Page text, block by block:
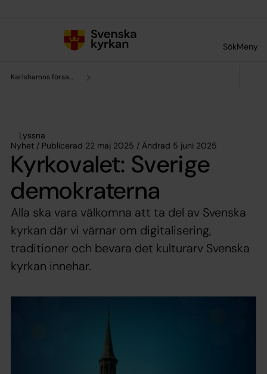
SökMeny
Karlshamns församling
Lyssna
Nyhet / Publicerad 22 maj 2025 / Ändrad 5 juni 2025
Kyrkovalet: Sverige
demokraterna
Alla ska vara välkomna att ta del av Svenska
kyrkan där vi värnar om digitalisering,
traditioner och bevara det kulturarv Svenska
kyrkan innehar.